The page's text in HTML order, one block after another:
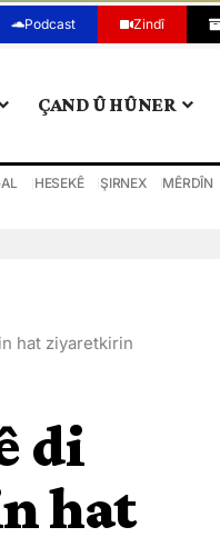
Podcast Zindî
ÇAND Û HÛNER
HESEKÊ ŞIRNEX MÊRDÎN
hat ziyaretkirin
di
hat